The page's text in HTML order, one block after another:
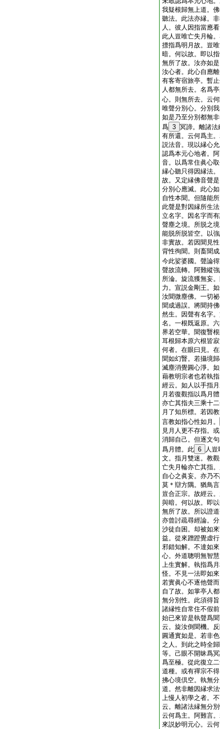
我疑根歸無上道。
聽法。此法亦縁。
人。彼人因指當應
此人豈唯亡失月輪
摽指爲明月故。豈
暗。何以故。即以
無所了故。汝亦如
汝心者。此心自應
有客寄宿旅亭。暫
人都無所去。名爲
心。則無所去。云
唯聲分別心。分別
如是乃至分別都無
爲 3 冥諦。離諸法
有所還。云何爲主
説法音。現以縁心
認爲本元心地者。
音。以爲常住眞心
縁心聽只得因縁法
故。又定縁佛音聲
分別心應滅。此心
自性本聞。但隨能
此聲是對因縁所生
立名字。因名字而
聲塵之境。所脱之
能脱所脱皆空。以
非實故。若因聞見
背性徇聞。則畜聞
今此娑婆國。聲論
聲故流轉。阿難縱
所淪。旋流獲無妄
力。宣説金剛王。
汝聞微塵佛。一切
聞成過誤。將聞持
然生。因聲有名字
名。一根既返原。
界若空華。聞復瞖
耳根歸本原六根皆
何者。在眼曰見。
聞如幻瞖。若攝境
滅塵消覺圓心淨。
藉教明宗者也若執
經云。如人以手指
月若復觀指以爲月
亦亡其指夫三乘十
月了知所標。若因
言教如指心性如月。
見月人更不存指。
消歸自己。但逐文
爲月體。此 6
人
文。指月雙迷。教
亡失月輪亦亡其指
自心之眞妄。亦乃
莫＊辯方隅。猶鳥
豈合正宗。故經云
與暗。何以故。即
無所了故。所以證
亦曾討疏尋經論。
沙徒自困。却被如
益。從來蹭蹬覺虚
邪錯知解。不達如
心。外道聰明無智
上生實解。執指爲
怪。不見一法即如
若實眞心不逐他聲
自了故。如掌亭人
無分別性。此須得
諸縁性自常住不假
始已來皆是執聲爲
云。旋汝倒聞機。
圓通實如是。若非
之人。到此之時全
等。己眼不開昧爲
爲至極。從此復立
道種。或有禪宗不
拂心境倶空。執無
道。然非離因縁求
上慢人初學之者。
云。離諸法縁無分
云何爲主。阿難言
來説妙明元心。云